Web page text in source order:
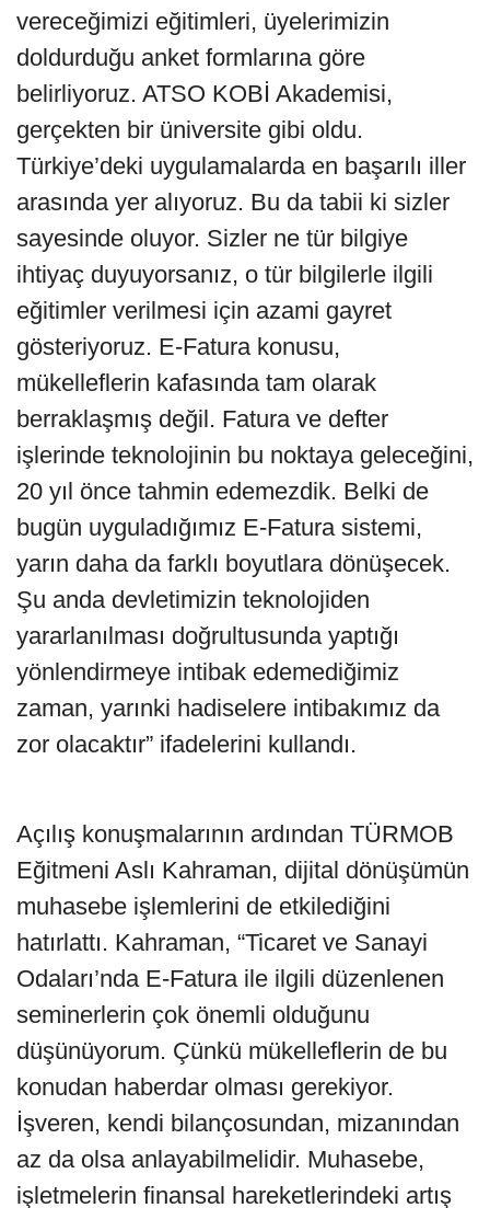
vereceğimizi eğitimleri, üyelerimizin
doldurduğu anket formlarına göre
belirliyoruz. ATSO KOBİ Akademisi,
gerçekten bir üniversite gibi oldu.
Türkiye’deki uygulamalarda en başarılı iller
arasında yer alıyoruz. Bu da tabii ki sizler
sayesinde oluyor. Sizler ne tür bilgiye
ihtiyaç duyuyorsanız, o tür bilgilerle ilgili
eğitimler verilmesi için azami gayret
gösteriyoruz. E-Fatura konusu,
mükelleflerin kafasında tam olarak
berraklaşmış değil. Fatura ve defter
işlerinde teknolojinin bu noktaya geleceğini,
20 yıl önce tahmin edemezdik. Belki de
bugün uyguladığımız E-Fatura sistemi,
yarın daha da farklı boyutlara dönüşecek.
Şu anda devletimizin teknolojiden
yararlanılması doğrultusunda yaptığı
yönlendirmeye intibak edemediğimiz
zaman, yarınki hadiselere intibakımız da
zor olacaktır” ifadelerini kullandı.
Açılış konuşmalarının ardından TÜRMOB
Eğitmeni Aslı Kahraman, dijital dönüşümün
muhasebe işlemlerini de etkilediğini
hatırlattı. Kahraman, “Ticaret ve Sanayi
Odaları’nda E-Fatura ile ilgili düzenlenen
seminerlerin çok önemli olduğunu
düşünüyorum. Çünkü mükelleflerin de bu
konudan haberdar olması gerekiyor.
İşveren, kendi bilançosundan, mizanından
az da olsa anlayabilmelidir. Muhasebe,
işletmelerin finansal hareketlerindeki artış